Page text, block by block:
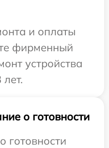
и оплаты
фирменный
устройства
о готовности